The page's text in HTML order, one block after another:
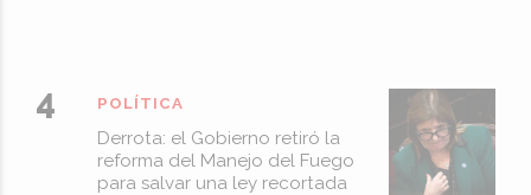
Derrota: el Gobierno retiró la
reforma del Manejo del Fuego
para salvar una ley recortada
POLÍTICA